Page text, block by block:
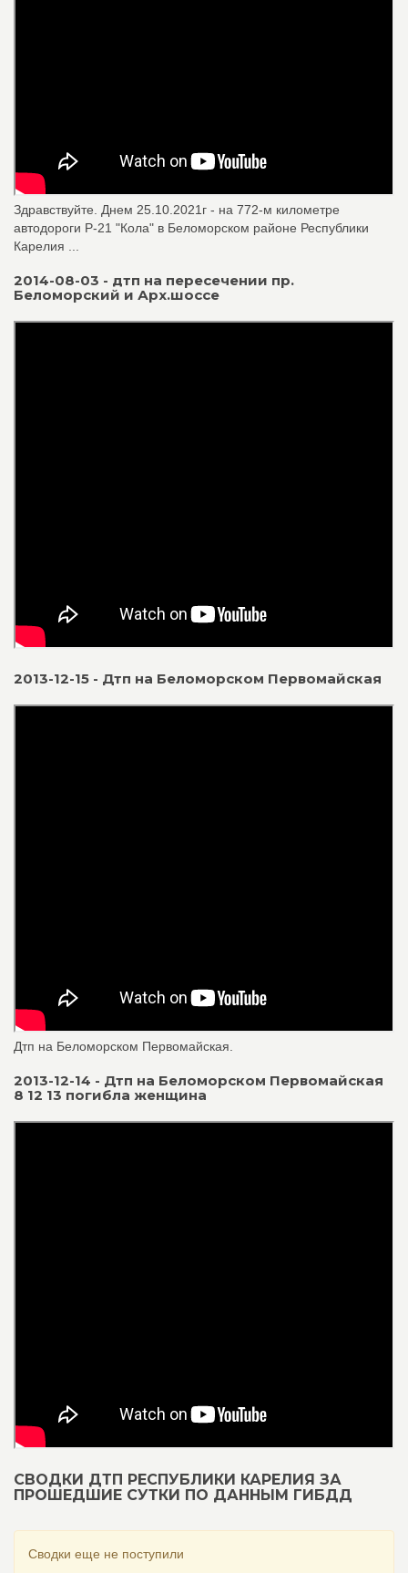
Здравствуйте. Днем 25.10.2021г - на 772-м километре
автодороги Р-21 "Кола" в Беломорском районе Республики
Карелия ...
2014-08-03 - дтп на пересечении пр.
Беломорский и Арх.шоссе
2013-12-15 - Дтп на Беломорском Первомайская
Дтп на Беломорском Первомайская.
2013-12-14 - Дтп на Беломорском Первомайская
8 12 13 погибла женщина
СВОДКИ ДТП РЕСПУБЛИКИ КАРЕЛИЯ ЗА
ПРОШЕДШИЕ СУТКИ ПО ДАННЫМ ГИБДД
Сводки еще не поступили